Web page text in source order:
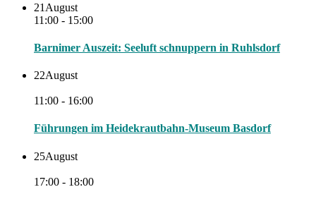
21 August
11:00 - 15:00
Barnimer Auszeit: Seeluft schnuppern in Ruhlsdorf
22August
11:00 - 16:00
Führungen im Heidekrautbahn-Museum Basdorf
25August
17:00 - 18:00